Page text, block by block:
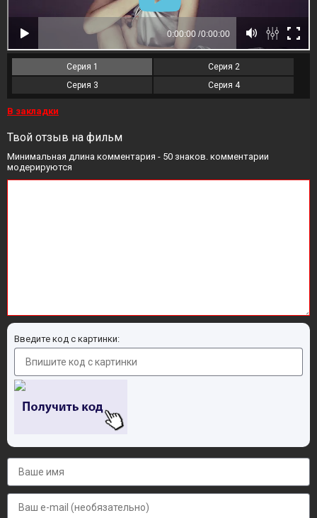
Серия 1
Серия 2
Серия 3
Серия 4
В закладки
Твой отзыв на фильм
Минимальная длина комментария - 50 знаков. комментарии
модерируются
Введите код с картинки: